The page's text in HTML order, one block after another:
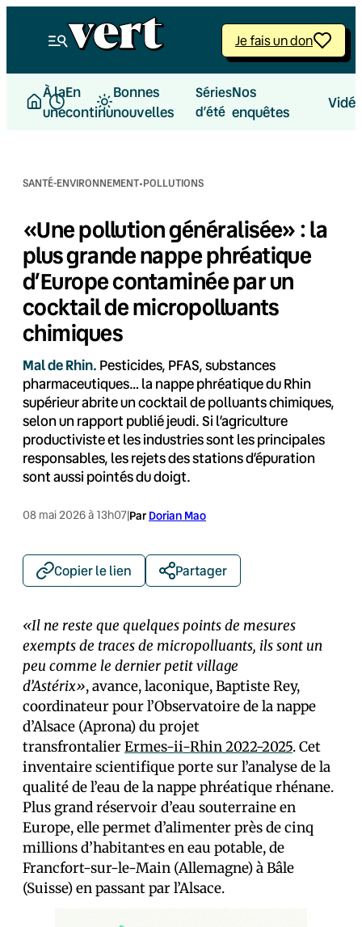
Je fais un don
À la
une
En
continu
Bonnes
nouvelles
Séries
d’été
Nos
enquêtes
SANTÉ-ENVIRONNEMENT·POLLUTIONS
«Une pollution généralisée» : la
plus grande nappe phréatique
d’Europe contaminée par un
cocktail de micropolluants
chimiques
Mal de Rhin. Pesticides, PFAS, substances
pharmaceutiques… la nappe phréatique du Rhin
supérieur abrite un cocktail de polluants chimiques,
selon un rapport publié jeudi. Si l’agriculture
productiviste et les industries sont les principales
responsables, les rejets des stations d’épuration
sont aussi pointés du doigt.
08 mai 2026 à 13h07|Par Dorian Mao
Copier le lien Partager
«Il ne reste que quelques points de mesures
exempts de traces de micropolluants, ils sont un
peu comme le dernier petit village
d’Astérix»,avance, laconique, Baptiste Rey,
coordinateur pour l’Observatoire de la nappe
d’Alsace (Aprona) du projet
transfrontalierErmes-ii-Rhin 2022-2025. Cet
inventaire scientifique porte sur l’analyse de la
qualité de l’eau de la nappe phréatique rhénane.
Plus grand réservoir d’eau souterraine en
Europe, elle permet d’alimenter près de cinq
millions d’habitant·es en eau potable, de
Francfort-sur-le-Main (Allemagne) à Bâle
(Suisse) en passant par l’Alsace.